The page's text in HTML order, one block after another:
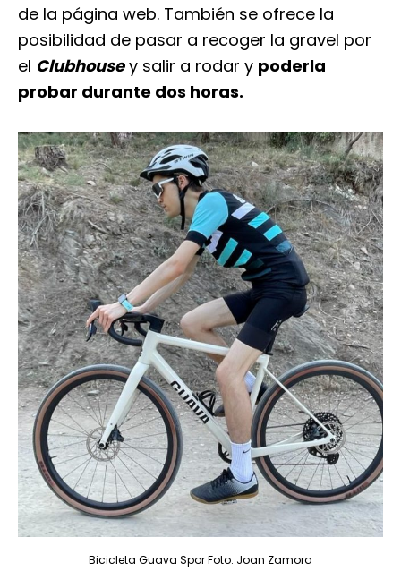
de la página web. También se ofrece la
posibilidad de pasar a recoger la gravel por
el Clubhousey salir a rodar y poderla
probar durante dos horas.
Bicicleta Guava Spor Foto: Joan Zamora